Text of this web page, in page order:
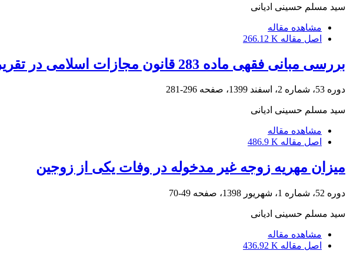
سید مسلم حسینی ادیانی
مشاهده مقاله
اصل مقاله 266.12 K
بررسی مبانی فقهی ماده 283 قانون مجازات اسلامی در تقریر مجازات مُحارَبه
دوره 53، شماره 2، اسفند 1399، صفحه 296-281
سید مسلم حسینی ادیانی
مشاهده مقاله
اصل مقاله 486.9 K
میزان مهریه زوجه غیر مدخوله در وفات یکی از زوجین
دوره 52، شماره 1، شهریور 1398، صفحه 49-70
سید مسلم حسینی ادیانی
مشاهده مقاله
اصل مقاله 436.92 K